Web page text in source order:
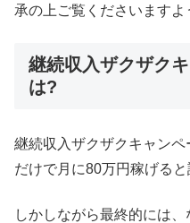
承の上ご覧くださいますよ
継続収入ザクザク
は?
継続収入ザクザクキャン
だけで月に80万円稼げると
しかしながら最終的には